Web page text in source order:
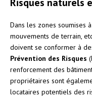
Dans les zones soumises
mouvements de terrain,
doivent se conformer à
Prévention des Risques
renforcement des
propriétaires sont
locataires potentiels des